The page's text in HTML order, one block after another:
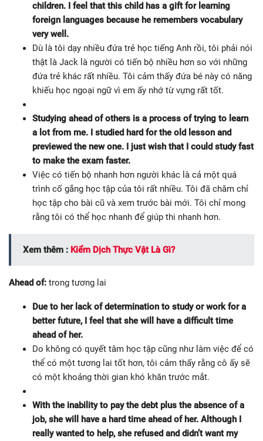
children. I feel that this child has a gift for learning
foreign languages ​​because he remembers vocabulary
very well.
Dù là tôi dạy nhiều đứa trẻ học tiếng Anh rồi, tôi phải nói
thật là Jack là người có tiến bộ nhiều hơn so với những
đứa trẻ khác rất nhiều. Tôi cảm thấy đứa bé này có năng
khiếu học ngoại ngữ vì em ấy nhớ từ vựng rất tốt.
Studying ahead of others is a process of trying to learn
a lot from me. I studied hard for the old lesson and
previewed the new one. I just wish that I could study fast
to make the exam faster.
Việc có tiến bộ nhanh hơn người khác là cả một quá
trình cố gắng học tập của tôi rất nhiều. Tôi đã chăm chỉ
học tập cho bài cũ và xem trước bài mới. Tôi chỉ mong
rằng tôi có thể học nhanh để giúp thi nhanh hơn.
Xem thêm : Kiểm Dịch Thực Vật Là Gì?
Ahead of: trong tương lai
Due to her lack of determination to study or work for a
better future, I feel that she will have a difficult time
ahead of her.
Do không có quyết tâm học tập cũng như làm việc để có
thể có một tương lai tốt hơn, tôi cảm thấy rằng cô ấy sẽ
có một khoảng thời gian khó khăn trước mắt.
With the inability to pay the debt plus the absence of a
job, she will have a hard time ahead of her. Although I
really wanted to help, she refused and didn’t want my